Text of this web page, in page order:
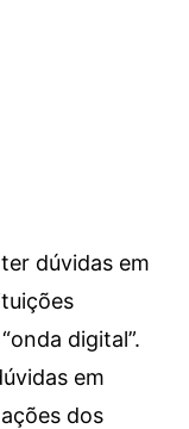
dúvidas em
digital”.
em
dos